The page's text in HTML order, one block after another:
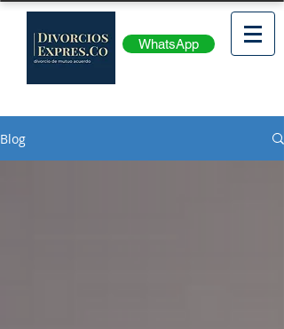
WhatsApp
Blog